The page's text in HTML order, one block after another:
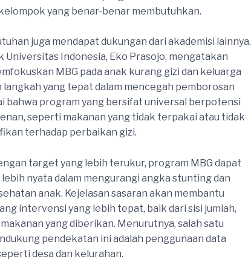
yang benar-benar membutuhkan.
juga mendapat dukungan dari akademisi lainnya.
Universitas Indonesia, Eko Prasojo, mengatakan
MBG pada anak kurang gizi dan keluarga
langkah yang tepat dalam mencegah pemborosan
bahwa program yang bersifat universal berpotensi
seperti makanan yang tidak terpakai atau tidak
terhadap perbaikan gizi.
target yang lebih terukur, program MBG dapat
nyata dalam mengurangi angka stunting dan
anak. Kejelasan sasaran akan membantu
intervensi yang lebih tepat, baik dari sisi jumlah,
yang diberikan. Menurutnya, salah satu
pendekatan ini adalah penggunaan data
desa dan kelurahan.